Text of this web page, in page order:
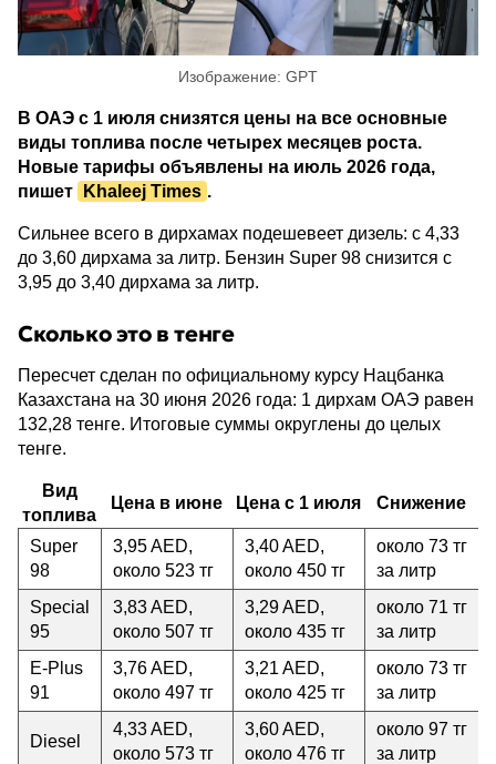
Изображение: GPT
В ОАЭ с 1 июля снизятся цены на все основные
виды топлива после четырех месяцев роста.
Новые тарифы объявлены на июль 2026 года,
пишет
Khaleej Times .
Сильнее всего в дирхамах подешевеет дизель: с 4,33
до 3,60 дирхама за литр. Бензин Super 98 снизится с
3,95 до 3,40 дирхама за литр.
Сколько это в тенге
Пересчет сделан по официальному курсу Нацбанка
Казахстана на 30 июня 2026 года: 1 дирхам ОАЭ равен
132,28 тенге. Итоговые суммы округлены до целых
тенге.
Вид
топлива
Цена в июне Цена с 1 июля Снижение
Super
98
3,95 AED,
около 523 тг
3,40 AED,
около 450 тг
около 73 тг
за литр
Special
95
3,83 AED,
около 507 тг
3,29 AED,
около 435 тг
около 71 тг
за литр
E-Plus
91
3,76 AED,
около 497 тг
3,21 AED,
около 425 тг
около 73 тг
за литр
Diesel
4,33 AED,
около 573 тг
3,60 AED,
около 476 тг
около 97 тг
за литр